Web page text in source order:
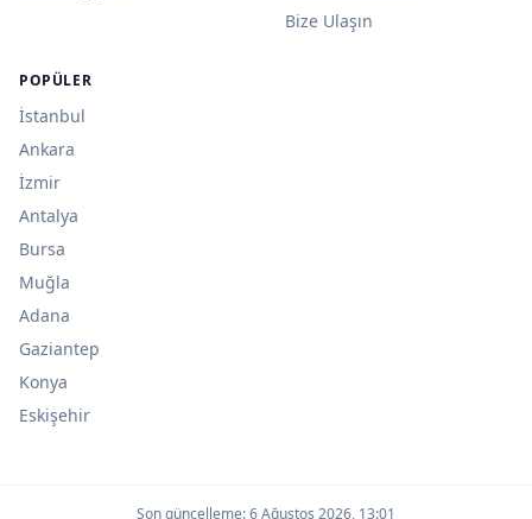
Bize Ulaşın
POPÜLER
İstanbul
Ankara
İzmir
Antalya
Bursa
Muğla
Adana
Gaziantep
Konya
Eskişehir
Son güncelleme:6 Ağustos 2026, 13:01